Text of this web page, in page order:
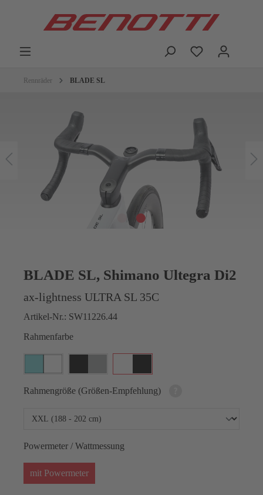
Rennräder BLADE SL
BLADE SL, Shimano Ultegra Di2
ax-lightness ULTRA SL 35C
Artikel-Nr.: SW11226.44
Rahmenfarbe
Rahmengröße (Größen-Empfehlung)
Powermeter / Wattmessung
mit Powermeter